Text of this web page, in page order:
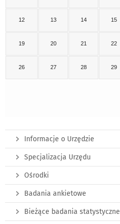
12 13 14 15
19 20 21 22
26 27 28 29
Informacje o Urzędzie
Specjalizacja Urzędu
Ośrodki
Badania ankietowe
Bieżące badania statystyczne